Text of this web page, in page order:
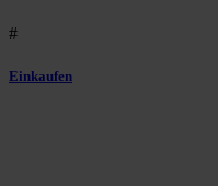
#
Einkaufen